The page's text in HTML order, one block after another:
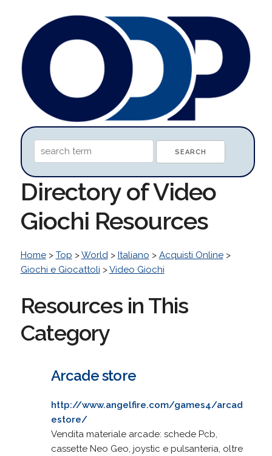
Directory of Video
Giochi Resources
Home> Top >World> Italiano > Acquisti Online>
Giochi e Giocattoli >Video Giochi
Resources in This
Category
Arcade store
http://www.angelfire.com/games4/arcad
estore/
Vendita materiale arcade: schede Pcb,
cassette Neo Geo, joystic e pulsanteria, oltre